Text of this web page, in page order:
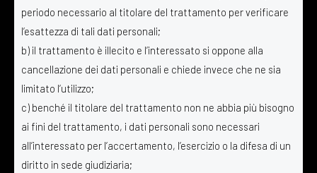
periodo necessario al titolare del trattamento per verificare
l’esattezza di tali dati personali;
b) il trattamento è illecito e l’interessato si oppone alla
cancellazione dei dati personali e chiede invece che ne sia
limitato l’utilizzo;
c) benché il titolare del trattamento non ne abbia più bisogno
ai fini del trattamento, i dati personali sono necessari
all’interessato per l’accertamento, l’esercizio o la difesa di un
diritto in sede giudiziaria;